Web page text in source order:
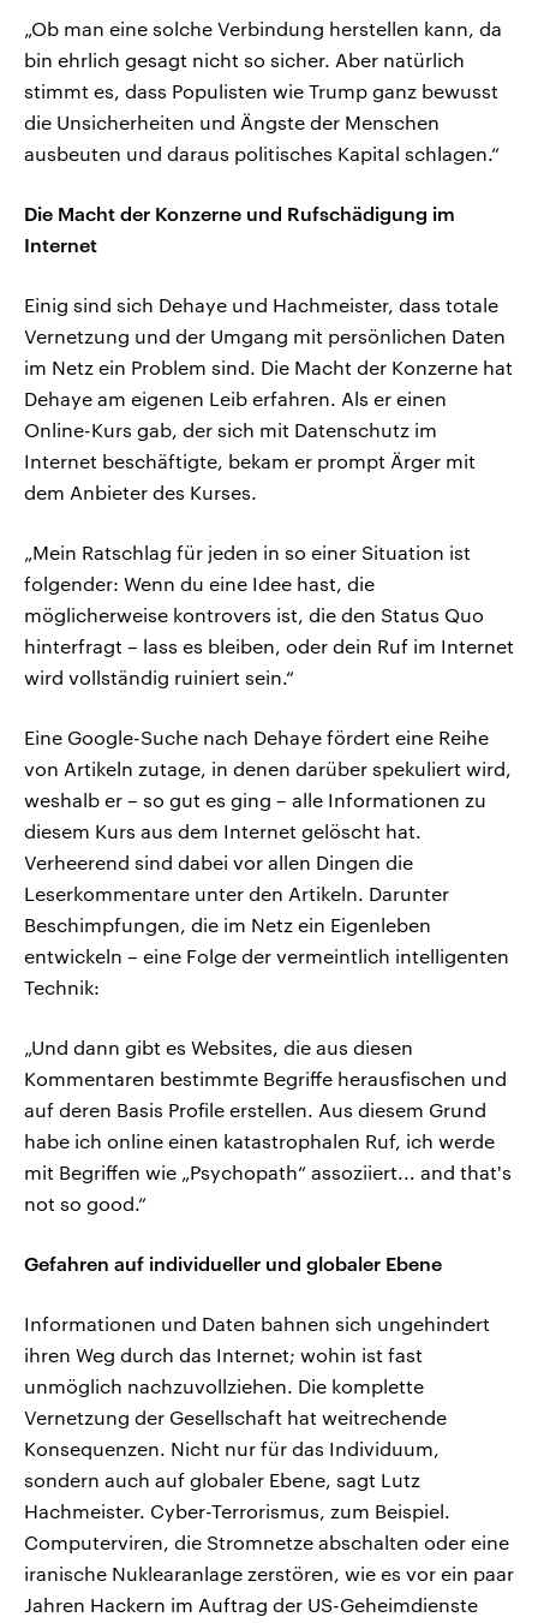
„Ob man eine solche Verbindung herstellen kann, da
bin ehrlich gesagt nicht so sicher. Aber natürlich
stimmt es, dass Populisten wie Trump ganz bewusst
die Unsicherheiten und Ängste der Menschen
ausbeuten und daraus politisches Kapital schlagen.“
Die Macht der Konzerne und Rufschädigung im
Internet
Einig sind sich Dehaye und Hachmeister, dass totale
Vernetzung und der Umgang mit persönlichen Daten
im Netz ein Problem sind. Die Macht der Konzerne hat
Dehaye am eigenen Leib erfahren. Als er einen
Online-Kurs gab, der sich mit Datenschutz im
Internet beschäftigte, bekam er prompt Ärger mit
dem Anbieter des Kurses.
„Mein Ratschlag für jeden in so einer Situation ist
folgender: Wenn du eine Idee hast, die
möglicherweise kontrovers ist, die den Status Quo
hinterfragt – lass es bleiben, oder dein Ruf im Internet
wird vollständig ruiniert sein.“
Eine Google-Suche nach Dehaye fördert eine Reihe
von Artikeln zutage, in denen darüber spekuliert wird,
weshalb er – so gut es ging – alle Informationen zu
diesem Kurs aus dem Internet gelöscht hat.
Verheerend sind dabei vor allen Dingen die
Leserkommentare unter den Artikeln. Darunter
Beschimpfungen, die im Netz ein Eigenleben
entwickeln – eine Folge der vermeintlich intelligenten
Technik:
„Und dann gibt es Websites, die aus diesen
Kommentaren bestimmte Begriffe herausfischen und
auf deren Basis Profile erstellen. Aus diesem Grund
habe ich online einen katastrophalen Ruf, ich werde
mit Begriffen wie „Psychopath“ assoziiert... and that's
not so good.“
Gefahren auf individueller und globaler Ebene
Informationen und Daten bahnen sich ungehindert
ihren Weg durch das Internet; wohin ist fast
unmöglich nachzuvollziehen. Die komplette
Vernetzung der Gesellschaft hat weitrechende
Konsequenzen. Nicht nur für das Individuum,
sondern auch auf globaler Ebene, sagt Lutz
Hachmeister. Cyber-Terrorismus, zum Beispiel.
Computerviren, die Stromnetze abschalten oder eine
iranische Nuklearanlage zerstören, wie es vor ein paar
Jahren Hackern im Auftrag der US-Geheimdienste